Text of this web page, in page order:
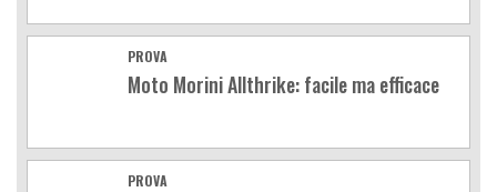
PROVA
Moto Morini Allthrike: facile ma efficace
PROVA